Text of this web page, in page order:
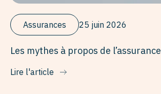
Assurances 25 juin 2026
Les mythes à propos de l’assurance
Lire l'article